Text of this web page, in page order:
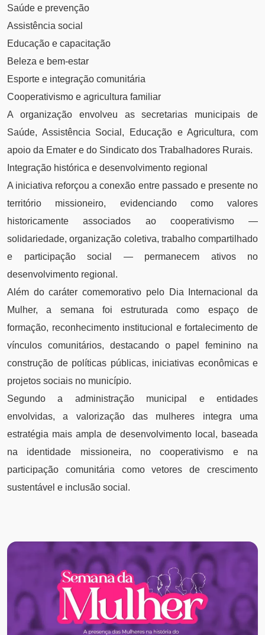
Saúde e prevenção
Assistência social
Educação e capacitação
Beleza e bem-estar
Esporte e integração comunitária
Cooperativismo e agricultura familiar
A organização envolveu as secretarias municipais de
Saúde, Assistência Social, Educação e Agricultura, com
apoio da Emater e do Sindicato dos Trabalhadores Rurais.
Integração histórica e desenvolvimento regional
A iniciativa reforçou a conexão entre passado e presente no
território missioneiro, evidenciando como valores
historicamente associados ao cooperativismo —
solidariedade, organização coletiva, trabalho compartilhado
e participação social — permanecem ativos no
desenvolvimento regional.
Além do caráter comemorativo pelo Dia Internacional da
Mulher, a semana foi estruturada como espaço de
formação, reconhecimento institucional e fortalecimento de
vínculos comunitários, destacando o papel feminino na
construção de políticas públicas, iniciativas econômicas e
projetos sociais no município.
Segundo a administração municipal e entidades
envolvidas, a valorização das mulheres integra uma
estratégia mais ampla de desenvolvimento local, baseada
na identidade missioneira, no cooperativismo e na
participação comunitária como vetores de crescimento
sustentável e inclusão social.